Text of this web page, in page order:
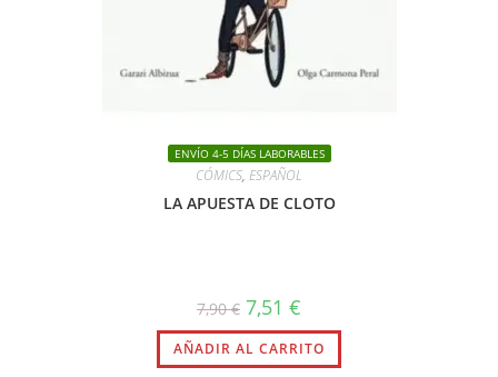
ENVÍO 4-5 DÍAS LABORABLES
CÓMICS, ESPAÑOL
LA APUESTA DE CLOTO
7,90€ El
precio
original
era:
7,90 €.
7,51 €
actual
es:
7,51 €.
AÑADIR AL CARRITO